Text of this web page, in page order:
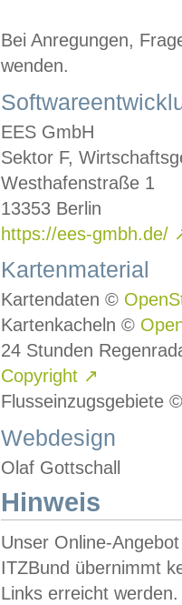
Bei Anregungen,
wenden.
EES GmbH
Sektor F,
Westhafenstraße 1
13353 Berlin
https://ees-gmbh.de/
Kartenmaterial
Kartendaten ©
Kartenkacheln ©
24 Stunden
Copyright ↗
Flusseinzugsgebiete
Webdesign
Olaf Gottschall
Hinweis
Unser Online-
ITZBund übernimmt
Links erreicht